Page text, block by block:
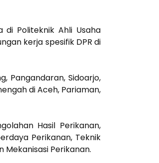
Politeknik Ahli Usaha
kerja spesifik DPR di
Pangandaran, Sidoarjo,
di Aceh, Pariaman,
Hasil Perikanan,
Perikanan, Teknik
Mekanisasi Perikanan.